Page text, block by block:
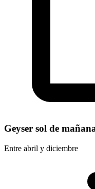
Geyser sol de
Entre abril y diciembre